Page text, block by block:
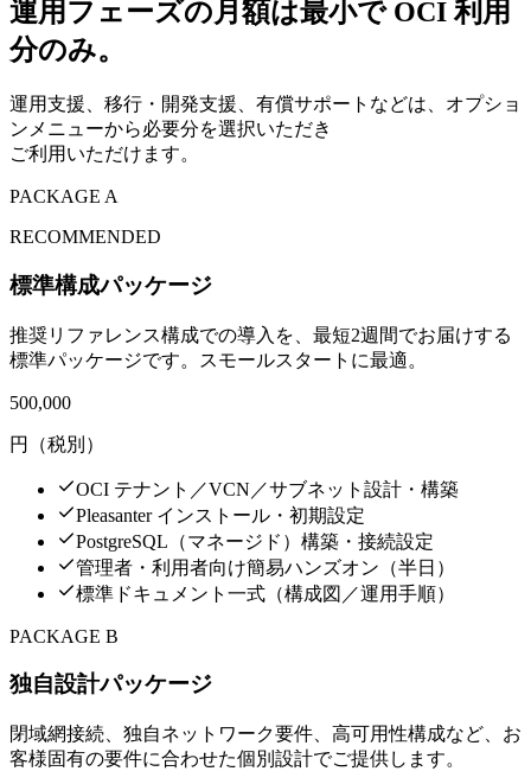
運用フェーズの月額は最小で OCI 利用
分のみ。
運用支援、移行・開発支援、有償サポートなどは、オプショ
ンメニューから必要分を選択いただき
ご利用いただけます。
PACKAGE A
RECOMMENDED
標準構成パッケージ
推奨リファレンス構成での導入を、最短2週間でお届けする
標準パッケージです。スモールスタートに最適。
500,000
円（税別）
OCI テナント／VCN／サブネット設計・構築
Pleasanter インストール・初期設定
PostgreSQL（マネージド）構築・接続設定
管理者・利用者向け簡易ハンズオン（半日）
標準ドキュメント一式（構成図／運用手順）
PACKAGE B
独自設計パッケージ
閉域網接続、独自ネットワーク要件、高可用性構成など、お
客様固有の要件に合わせた個別設計でご提供します。